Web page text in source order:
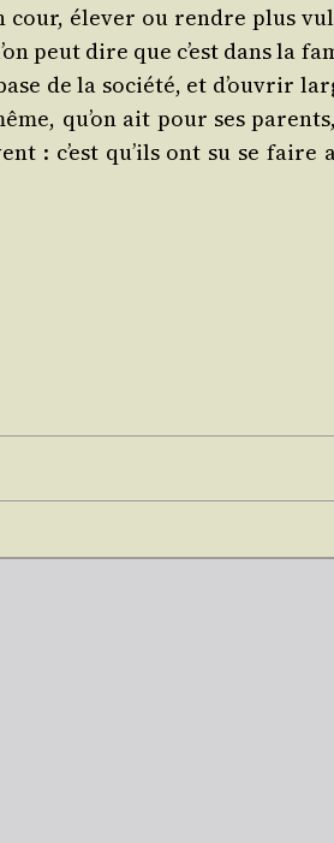
éle­ver ou rendre plus
peut dire que c’est dans la
de la socié­té, et d’ouvrir
qu’on ait pour ses
: c’est qu’ils ont su se